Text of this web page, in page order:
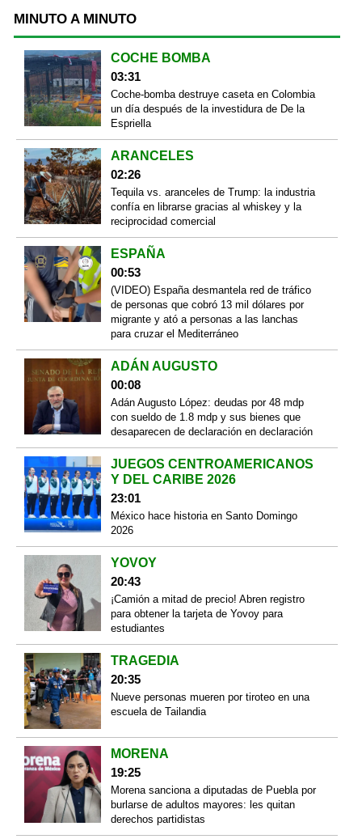
MINUTO A MINUTO
COCHE BOMBA
03:31
Coche-bomba destruye caseta en Colombia
un día después de la investidura de De la
Espriella
ARANCELES
02:26
Tequila vs. aranceles de Trump: la industria
confía en librarse gracias al whiskey y la
reciprocidad comercial
ESPAÑA
00:53
(VIDEO) España desmantela red de tráfico
de personas que cobró 13 mil dólares por
migrante y ató a personas a las lanchas
para cruzar el Mediterráneo
ADÁN AUGUSTO
00:08
Adán Augusto López: deudas por 48 mdp
con sueldo de 1.8 mdp y sus bienes que
desaparecen de declaración en declaración
JUEGOS CENTROAMERICANOS
Y DEL CARIBE 2026
23:01
México hace historia en Santo Domingo
2026
YOVOY
20:43
¡Camión a mitad de precio! Abren registro
para obtener la tarjeta de Yovoy para
estudiantes
TRAGEDIA
20:35
Nueve personas mueren por tiroteo en una
escuela de Tailandia
MORENA
19:25
Morena sanciona a diputadas de Puebla por
burlarse de adultos mayores: les quitan
derechos partidistas